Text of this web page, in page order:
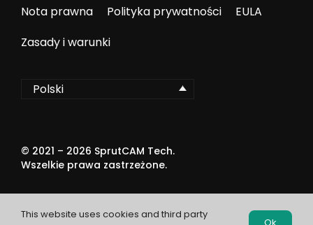
Nota prawna Polityka prywatności
EULA
Zasady i warunki
Polski
© 2021 – 2026 SprutCAM Tech.
Wszelkie prawa zastrzeżone.
This website uses cookies and third party